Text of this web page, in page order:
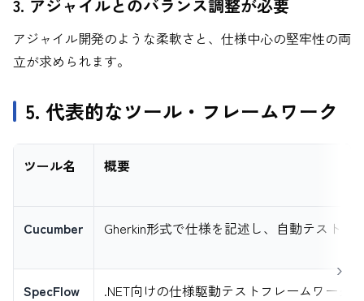
3. アジャイルとのバランス調整が必要
アジャイル開発のような柔軟さと、仕様中心の堅牢性の両
立が求められます。
5. 代表的なツール・フレームワーク
ツール名 概要
Cucumber Gherkin形式で仕様を記述し、自動テスト
SpecFlow .NET向けの仕様駆動テストフレームワーク。